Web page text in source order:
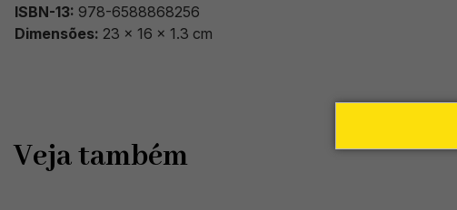
ISBN-13: 978-6588868256
Dimensões: 23 x 16 x 1.3 cm
Veja também